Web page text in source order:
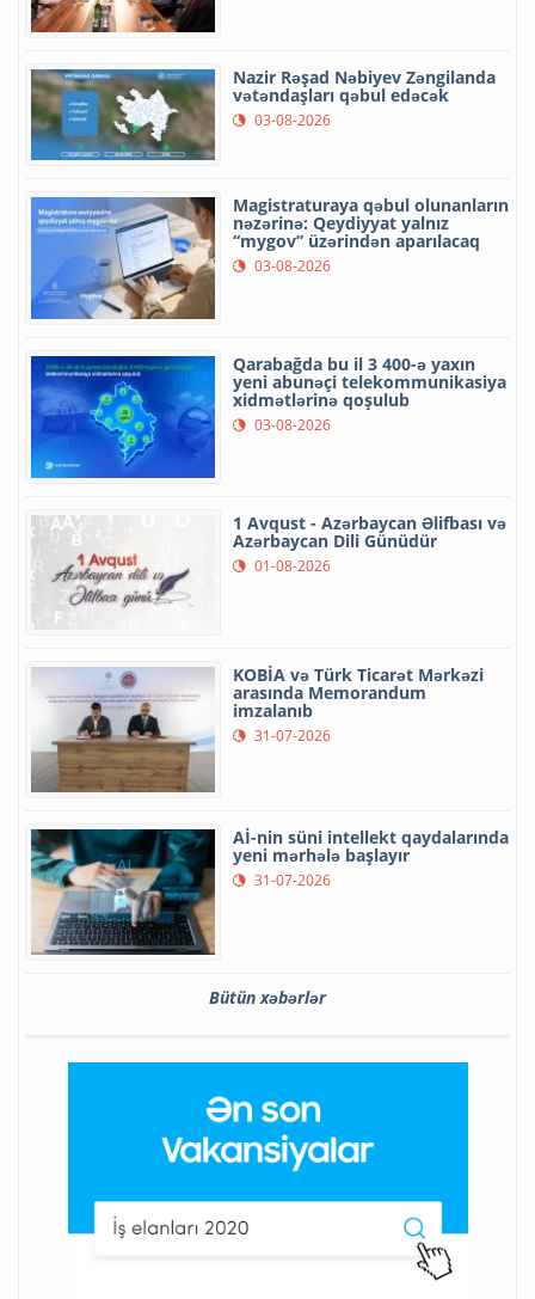
Nazir Rəşad Nəbiyev Zəngilanda
vətəndaşları qəbul edəcək
03-08-2026
Magistraturaya qəbul olunanların
nəzərinə: Qeydiyyat yalnız
“mygov” üzərindən aparılacaq
03-08-2026
Qarabağda bu il 3 400-ə yaxın
yeni abunəçi telekommunikasiya
xidmətlərinə qoşulub
03-08-2026
1 Avqust - Azərbaycan Əlifbası və
Azərbaycan Dili Günüdür
01-08-2026
KOBİA və Türk Ticarət Mərkəzi
arasında Memorandum
imzalanıb
31-07-2026
Aİ-nin süni intellekt qaydalarında
yeni mərhələ başlayır
31-07-2026
Bütün xəbərlər